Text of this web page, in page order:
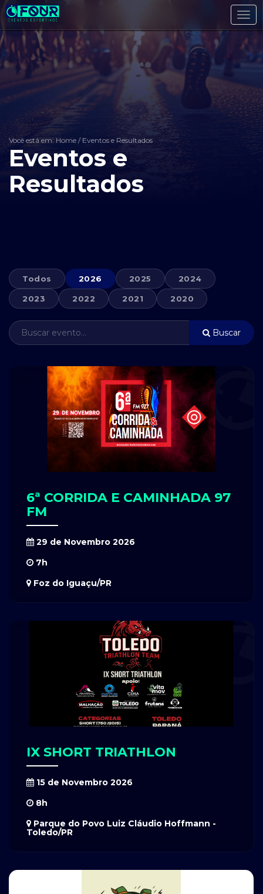
Você está em: Home / Eventos e Resultados
Eventos e
Resultados
Todos 2026 2025 2024
2023 2022 2021 2020
Buscar
6ª CORRIDA E CAMINHADA 97
FM
29 de Novembro 2026
7h
Foz do Iguaçu/PR
IX SHORT TRIATHLON
15 de Novembro 2026
8h
Parque do Povo Luiz Cláudio Hoffmann -
Toledo/PR